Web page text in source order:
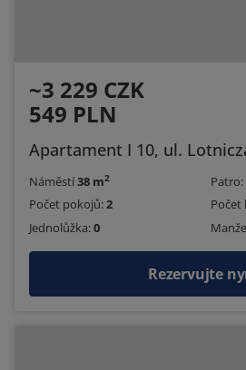
~3 229 CZK
549 PLN
Apartament I 10, ul.
Náměstí38 m2 Patro:
Počet pokojů:2 Počet
Jednolůžka:0
Rezervujte